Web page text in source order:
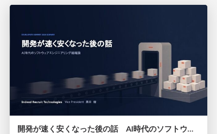
開発が速く安くなった後の話 AI時代のソフトウェアエンジニアリング組織論 #devsumi